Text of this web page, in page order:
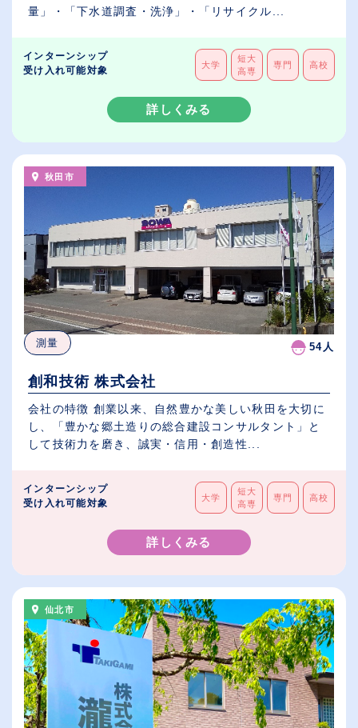
量」・「下水道調査・洗浄」・「リサイクル...
インターンシップ
受け入れ可能対象
大学
短大
高専
専門 高校
詳しくみる
秋田市
測量 54人
創和技術 株式会社
会社の特徴 創業以来、自然豊かな美しい秋田を大切に
し、「豊かな郷土造りの総合建設コンサルタント」と
して技術力を磨き、誠実・信用・創造性...
インターンシップ
受け入れ可能対象
大学
短大
高専
専門 高校
詳しくみる
仙北市